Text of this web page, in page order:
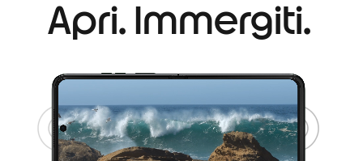
Apri. Immergiti.